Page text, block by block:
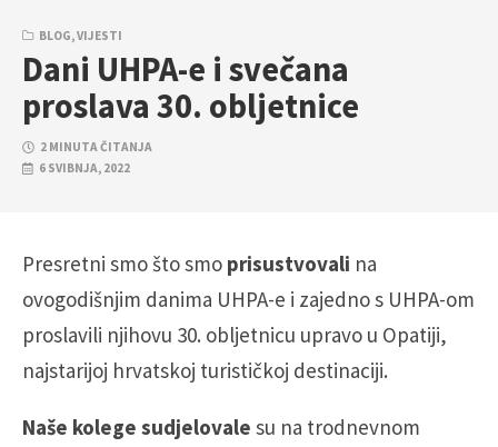
BLOG,VIJESTI
Dani UHPA-e i svečana
proslava 30. obljetnice
2 MINUTA ČITANJA
6 SVIBNJA, 2022
Presretni smo što smo prisustvovali na
ovogodišnjim danima UHPA-e i zajedno s UHPA-om
proslavili njihovu 30. obljetnicu upravo u Opatiji,
najstarijoj hrvatskoj turističkoj destinaciji.
Naše kolege sudjelovale su na trodnevnom